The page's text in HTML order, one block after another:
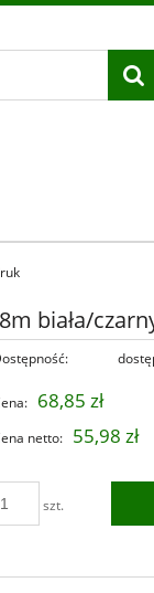
biała/
68,85 zł
netto: 55,98 zł
szt.